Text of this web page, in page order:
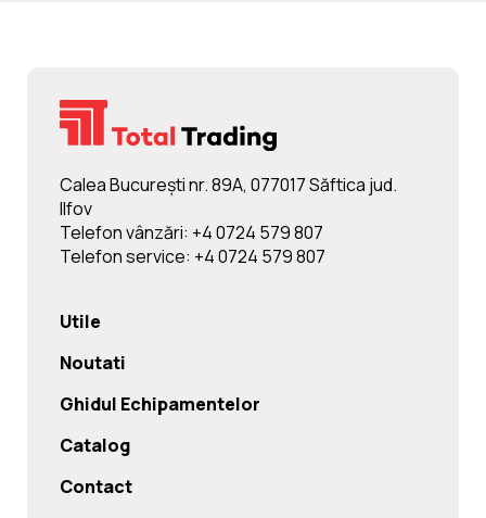
Calea Bucureşti nr. 89A, 077017 Săftica jud.
Ilfov
Telefon vânzări: +4 0724 579 807
Telefon service: +4 0724 579 807
Utile
Noutati
Ghidul Echipamentelor
Catalog
Contact